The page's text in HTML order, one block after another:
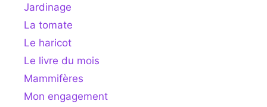
Jardinage
La tomate
Le haricot
Le livre du mois
Mammifères
Mon engagement